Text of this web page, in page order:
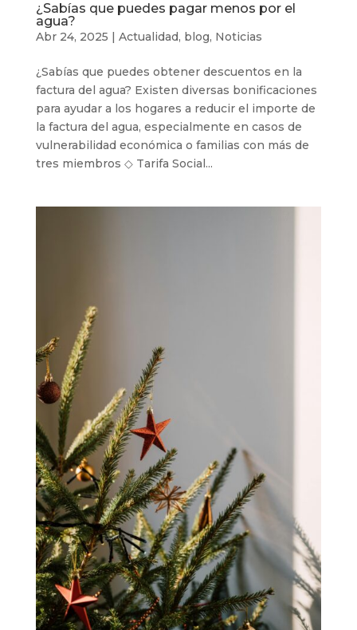
¿Sabías que puedes pagar menos por el
agua?
Abr 24, 2025 | Actualidad, blog, Noticias
¿Sabías que puedes obtener descuentos en la
factura del agua? Existen diversas bonificaciones
para ayudar a los hogares a reducir el importe de
la factura del agua, especialmente en casos de
vulnerabilidad económica o familias con más de
tres miembros ◇ Tarifa Social...